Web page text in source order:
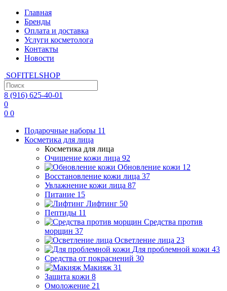
Главная
Бренды
Оплата и доставка
Услуги косметолога
Контакты
Новости
SOFITELSHOP
8 (916) 625-40-01
0
0 0
Подарочные наборы 11
Косметика для лица
Косметика для лица
Очищение кожи лица 92
Обновление кожи 12
Восстановление кожи лица 37
Увлажнение кожи лица 87
Питание 15
Лифтинг 50
Пептиды 11
Средства против
морщин 37
Осветление лица 23
Для проблемной кожи 43
Средства от покраснений 30
Макияж 31
Защита кожи 8
Омоложение 21